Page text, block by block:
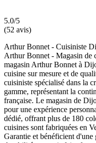
5.0/5
(52 avis)
Arthur Bonnet - Cuisiniste
Arthur Bonnet - Magasin de
magasin Arthur Bonnet à
cuisine sur mesure et de
cuisiniste spécialisé dans la
gamme, représentant la
française. Le magasin de
pour une expérience
dédié, offrant plus de 180
cuisines sont fabriquées en
Garantie et bénéficient d'une